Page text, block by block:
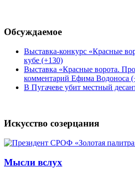
Обсуждаемое
Выставка-конкурс «Красные
кубе (+130)
Выставка «Красные ворота.
комментарий Ефима Водоноса
В Пугачеве убит местный
Искусство созерцания
Мысли вслух